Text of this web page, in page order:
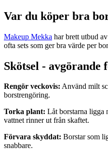
Var du köper bra
Makeup Mekka har brett utbud
ofta sets som ger bra värde per
Skötsel - avgörande
Rengör veckovis: Använd milt
borstrengöring.
Torka plant: Låt borstarna ligga
vattnet rinner ut från skaftet.
Förvara skyddat: Borstar som
snabbare.